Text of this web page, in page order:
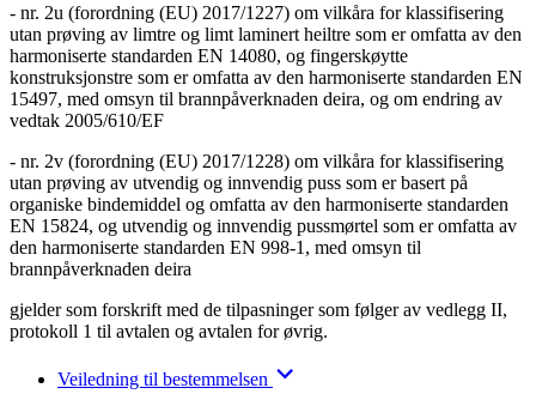
- nr. 2u (forordning (EU) 2017/1227) om vilkåra for klassifisering
utan prøving av limtre og limt laminert heiltre som er omfatta av den
harmoniserte standarden EN 14080, og fingerskøytte
konstruksjonstre som er omfatta av den harmoniserte standarden EN
15497, med omsyn til brannpåverknaden deira, og om endring av
vedtak 2005/610/EF
- nr. 2v (forordning (EU) 2017/1228) om vilkåra for klassifisering
utan prøving av utvendig og innvendig puss som er basert på
organiske bindemiddel og omfatta av den harmoniserte standarden
EN 15824, og utvendig og innvendig pussmørtel som er omfatta av
den harmoniserte standarden EN 998-1, med omsyn til
brannpåverknaden deira
gjelder som forskrift med de tilpasninger som følger av vedlegg II,
protokoll 1 til avtalen og avtalen for øvrig.
Veiledning til bestemmelsen